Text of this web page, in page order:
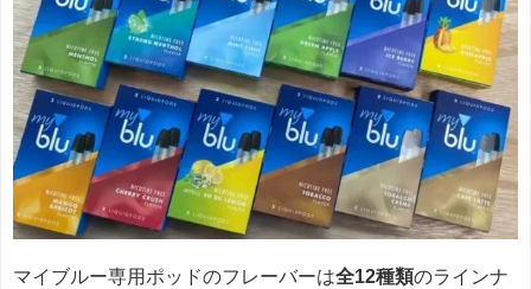
マイブルー専用ポッドのフレーバーは全12種類のラインナ